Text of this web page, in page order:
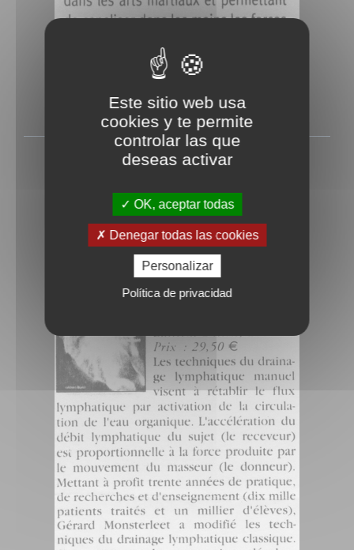
Bioinfo
Este sitio web usa
cookies y te permite
controlar las que
deseas activar
OK, aceptar todas
Denegar todas las cookies
Personalizar
Política de privacidad